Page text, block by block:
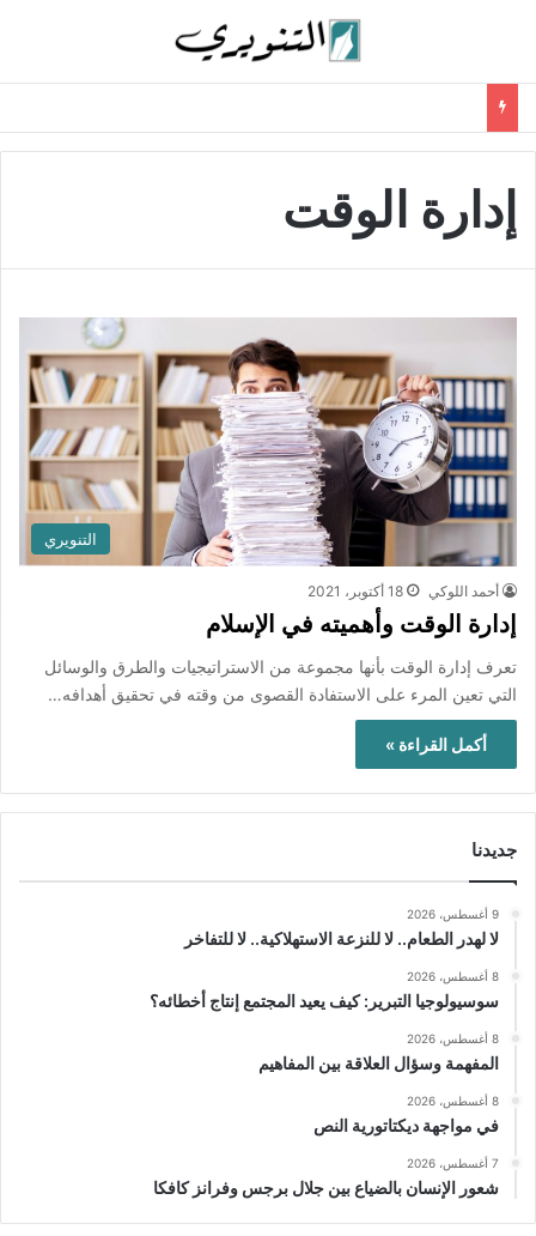
إدارة الوقت
التنويري
أحمد اللوكي 18 أكتوبر، 2021
إدارة الوقت وأهميته في الإسلام
تعرف إدارة الوقت بأنها مجموعة من الاستراتيجيات والطرق والوسائل
التي تعين المرء على الاستفادة القصوى من وقته في تحقيق أهدافه…
أكمل القراءة »
جديدنا
9 أغسطس، 2026
لا لهدر الطعام.. لا للنزعة الاستهلاكية.. لا للتفاخر
8 أغسطس، 2026
سوسيولوجيا التبرير: كيف يعيد المجتمع إنتاج أخطائه؟
8 أغسطس، 2026
المفهمة وسؤال العلاقة بين المفاهيم
8 أغسطس، 2026
في مواجهة ديكتاتورية النص
7 أغسطس، 2026
شعور الإنسان بالضياع بين جلال برجس وفرانز كافكا